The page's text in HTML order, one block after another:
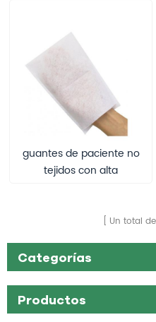
guantes de paciente no
tejidos con alta
Un total de
Categorías
Productos